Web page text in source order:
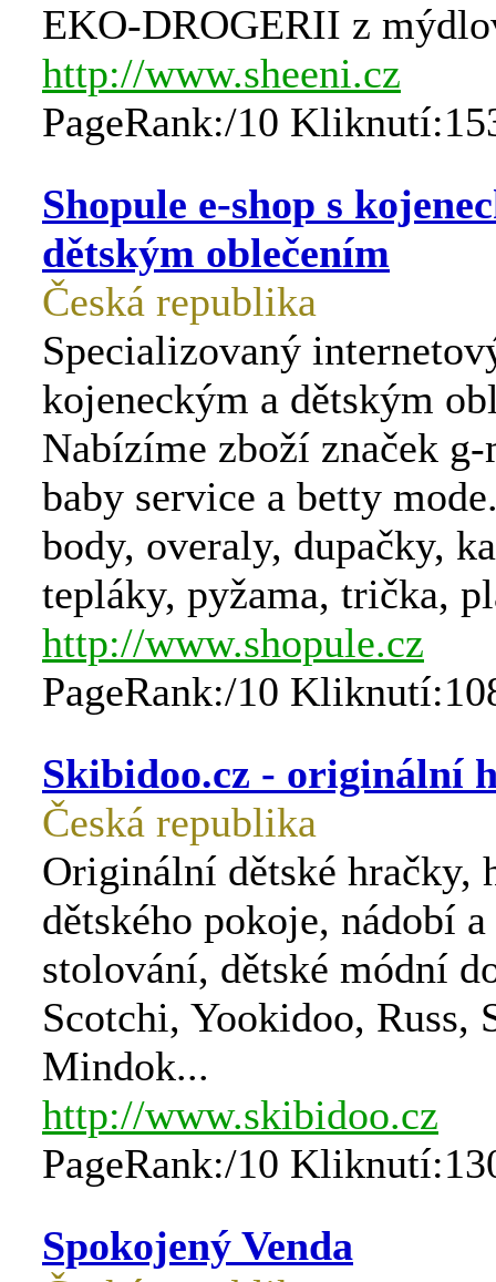
EKO-DROGERII z
http://www.sheeni.cz
PageRank:/10
Shopule e-shop s
dětským oblečením
Česká republika
Specializovaný
kojeneckým a dětským
Nabízíme zboží značek
baby service a betty
body, overaly, dupačky,
tepláky, pyžama, trička,
http://www.shopule.cz
PageRank:/10
Skibidoo.cz - originální
Česká republika
Originální dětské hračky,
dětského pokoje, nádobí
stolování, dětské módní
Scotchi, Yookidoo, Russ,
Mindok...
http://www.skibidoo.cz
PageRank:/10
Spokojený Venda